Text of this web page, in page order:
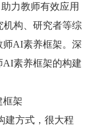
力教师有效应用
构、研究者等综
师AI素养框架。深
AI素养框架的构建
框架
方式，很大程